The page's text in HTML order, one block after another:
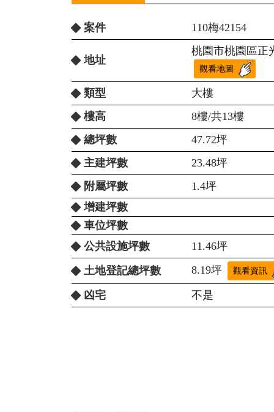
案件 110梅42154
地址
桃園市桃園區正
觀看地圖
類型
大樓
樓高
8樓/共13樓
總坪數
47.72坪
主建坪數
23.48坪
附屬坪數
1.4坪
增建坪數
車位坪數
公共設施坪數
11.46坪
土地登記總坪數
8.19坪 觀看資訊
凶宅 不是